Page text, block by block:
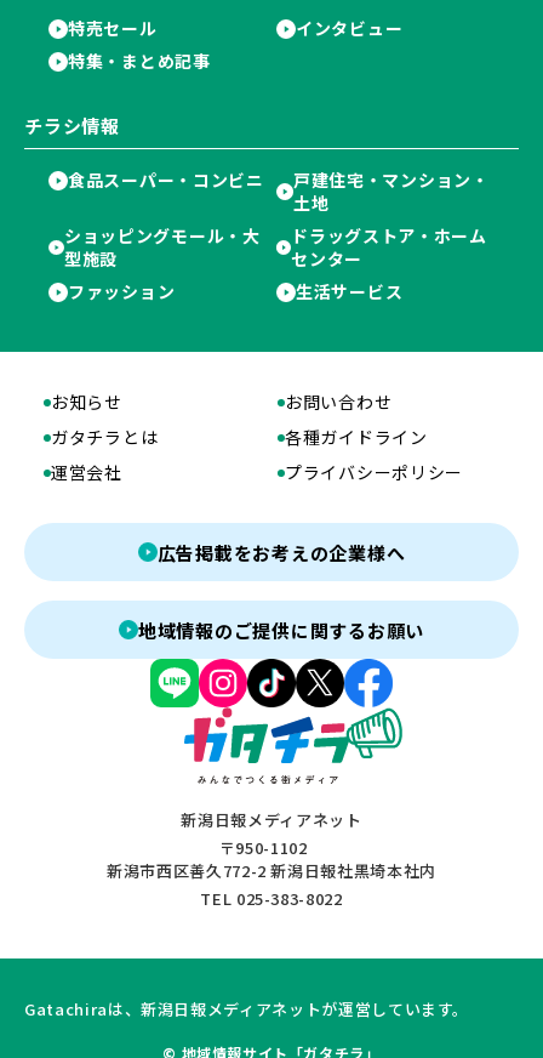
特売セール
インタビュー
特集・まとめ記事
チラシ情報
食品スーパー・コンビニ
戸建住宅・マンション・
土地
ショッピングモール・大
型施設
ドラッグストア・ホーム
センター
ファッション
生活サービス
新潟日報メディアネット
〒950-1102
新潟市西区善久772-2 新潟日報社黒埼本社内
TEL 025-383-8022
お知らせ
お問い合わせ
ガタチラとは
各種ガイドライン
運営会社
プライバシーポリシー
広告掲載をお考えの企業様へ
地域情報のご提供に関するお願い
Gatachiraは、新潟日報メディアネットが運営しています。
© 地域情報サイト「ガタチラ」